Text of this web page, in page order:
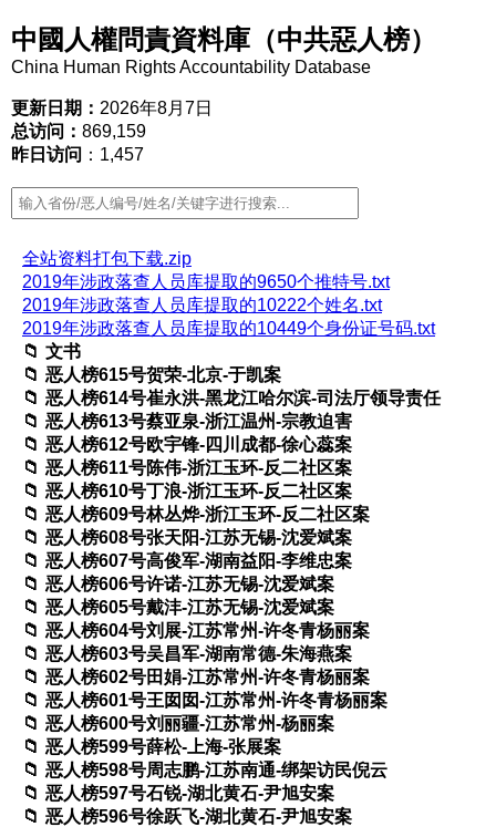
中國人權問責資料庫（中共惡人榜）
China Human Rights Accountability Database
更新日期： 2026年8月7日
总访问： 869,159
昨日访问 ：1,457
全站资料打包下载.zip
2019年涉政落查人员库提取的9650个推特号.txt
2019年涉政落查人员库提取的10222个姓名.txt
2019年涉政落查人员库提取的10449个身份证号码.txt
文书
恶人榜615号贺荣-北京-于凯案
恶人榜614号崔永洪-黑龙江哈尔滨-司法厅领导责任
恶人榜613号蔡亚泉-浙江温州-宗教迫害
恶人榜612号欧宇锋-四川成都-徐心蕊案
恶人榜611号陈伟-浙江玉环-反二社区案
恶人榜610号丁浪-浙江玉环-反二社区案
恶人榜609号林丛烨-浙江玉环-反二社区案
恶人榜608号张天阳-江苏无锡-沈爱斌案
恶人榜607号高俊军-湖南益阳-李维忠案
恶人榜606号许诺-江苏无锡-沈爱斌案
恶人榜605号戴沣-江苏无锡-沈爱斌案
恶人榜604号刘展-江苏常州-许冬青杨丽案
恶人榜603号吴昌军-湖南常德-朱海燕案
恶人榜602号田娟-江苏常州-许冬青杨丽案
恶人榜601号王囡囡-江苏常州-许冬青杨丽案
恶人榜600号刘丽疆-江苏常州-杨丽案
恶人榜599号薛松-上海-张展案
恶人榜598号周志鹏-江苏南通-绑架访民倪云
恶人榜597号石锐-湖北黄石-尹旭安案
恶人榜596号徐跃飞-湖北黄石-尹旭安案